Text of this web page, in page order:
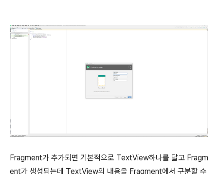
Fragment가 추가되면 기본적으로 TextView하나를 달고 Fragm
ent가 생성되는데 TextView의 내용을 Fragment에서 구분할 수